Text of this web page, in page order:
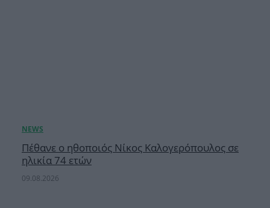
Πέθανε ο ηθοποιός Νίκος Καλογερόπουλος σε
ηλικία 74 ετών
09.08.2026